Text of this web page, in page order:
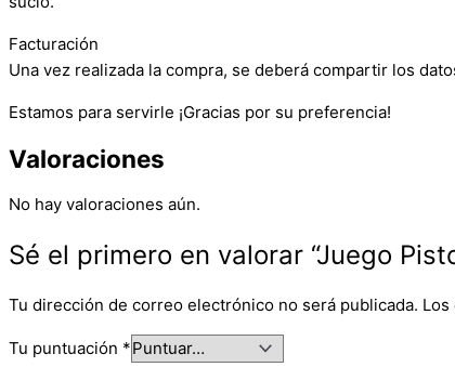
Facturación
Una vez realizada la compra, se deberá compartir los
Estamos para servirle ¡Gracias por su preferencia!
Valoraciones
No hay valoraciones aún.
Sé el primero en valorar “Juego
Tu dirección de correo electrónico no será publicada. Los
Tu puntuación *